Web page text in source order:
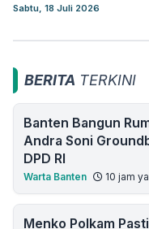
Sabtu, 18 Juli 2026
BERITA TERKINI
Banten Bangun
Andra Soni
DPD RI
Warta Banten 10 jam
Menko Polkam